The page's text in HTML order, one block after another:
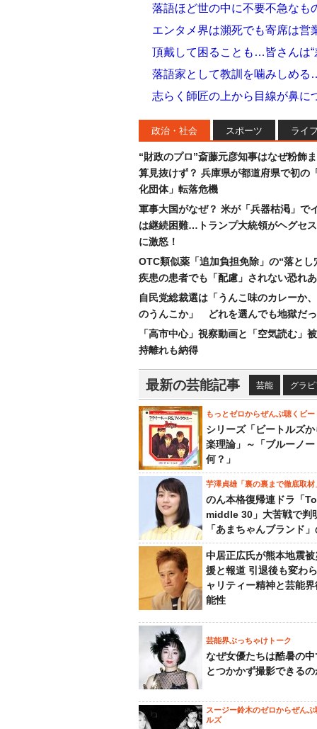
落語ほど世の中に不要不急なも
エンタメ界は瀕死でも寄席は営
頂戴して困ることも…皆さんは“
落語家として教訓を噛みしめ
志らく師匠の上から目線が鼻に
政治・社会 スポーツ ライフ
“財政のプロ”斎藤元彦知事はなぜ粉飾
算見抜けず？ 兵庫県が都道府県で初の
化団体」転落危機
軍事大国がなぜ？ 米が「兵器枯渇」で
は継続困難…トランプ大統領がヘグセ
に激怒！
OTC類似薬「追加負担免除」の“落と
疾患の患者でも「配慮」されない恐れあ
自民党総裁選は「うんこ味のカレーか
のうんこか」 どれを選んでも地獄だ
「高市中心」視察動画と「空気読む」
持離れも納得
最新の芸能記事 芸能 グラビ
もっとゼロからぜんぶ聴くビー
シリーズ「ビートルズ
楽理論」～「ブルーノー
何？」
芋澤貞雄「裏の裏まで徹底取材
のん本格復帰連ドラ「
middle 30」大苦戦で判
「あまちゃんブランド
中居正広氏が熊本地震
援と報道 引退後も変わ
ャリティー精神と芸能
能性
芸能界ぶっちゃけトーク
なぜ女優たちは酷暑の
とつかかず撮影できるの
スージー鈴木のゼロからぜんぶ
ルズ